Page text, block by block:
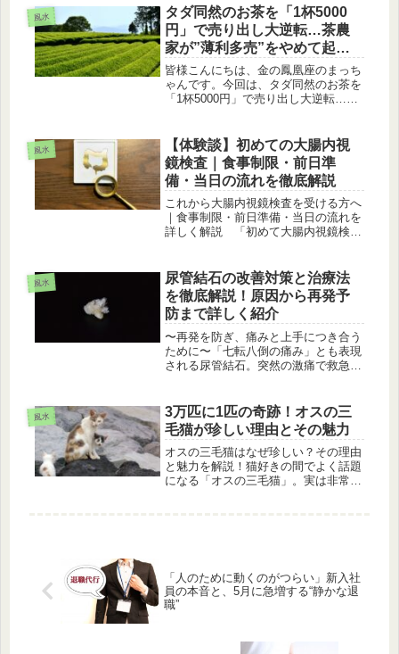
れていましたが、現在では20歳を超え
る長寿猫も珍しくありません。今回
は...
風水
タダ同然のお茶を「1杯5000
円」で売り出し大逆転…茶農
家が”薄利多売”をやめて起き
たこと
皆様こんにちは、金の鳳凰座のまっち
ゃんです。今回は、タダ同然のお茶を
「1杯5000円」で売り出し大逆転…佐
の茶」に起きている地殻変動佐賀県嬉
野市は、日本三大美肌の湯「嬉野...
風水
【体験談】初めての大腸内視
鏡検査｜食事制限・前日準
備・当日の流れを徹底解説
これから大腸内視鏡検査を受ける方へ
｜食事制限・前日準備・当日の流れを
詳しく解説 「初めて大腸内視鏡検査
いって本当？」このような不安を抱え
ている方は多いのではないでしょう
か。...
風水
尿管結石の改善対策と治療法
を徹底解説！原因から再発予
防まで詳しく紹介
〜再発を防ぎ、痛みと上手につき合う
ために〜「七転八倒の痛み」とも表現
される尿管結石。突然の激痛で救急外
いわれます。いったん発症すると再発
率も高いため、治療後の生活習慣改
善...
風水
3万匹に1匹の奇跡！オスの三
毛猫が珍しい理由とその魅力
オスの三毛猫はなぜ珍しい？その理由
と魅力を解説！猫好きの間でよく話題
になる「オスの三毛猫」。実は非常に
「人のために動くのがつらい」新入社
員の本音と、5月に急増する“静かな退
職”